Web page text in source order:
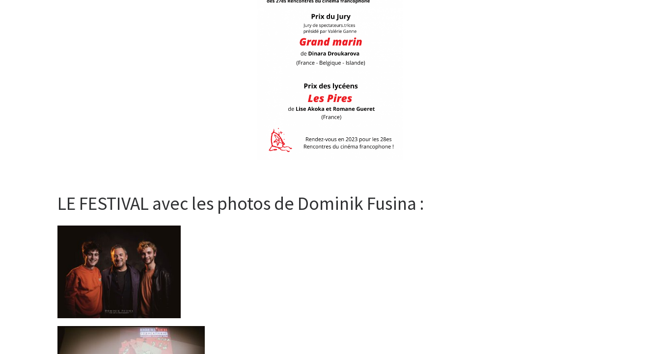
LE FESTIVAL avec les photos de Dominik Fusina :